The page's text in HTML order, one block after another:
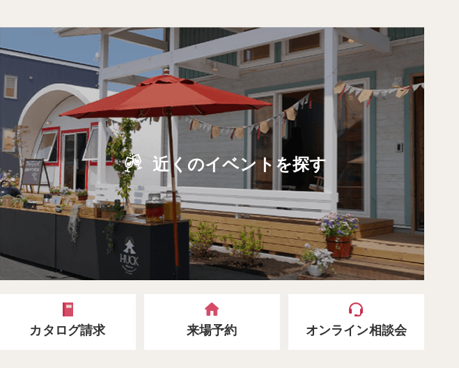
近くのイベントを探す
カタログ請求 来場予約 オンライン相談会